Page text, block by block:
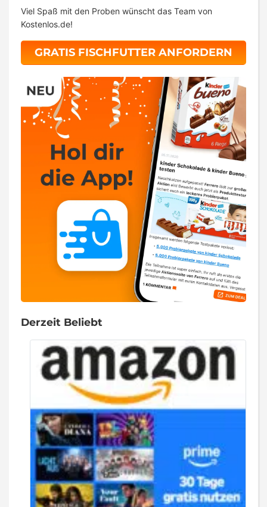
Viel Spaß mit den Proben wünscht das Team von
Kostenlos.de!
GRATIS FISCHFUTTER ANFORDERN
Derzeit Beliebt